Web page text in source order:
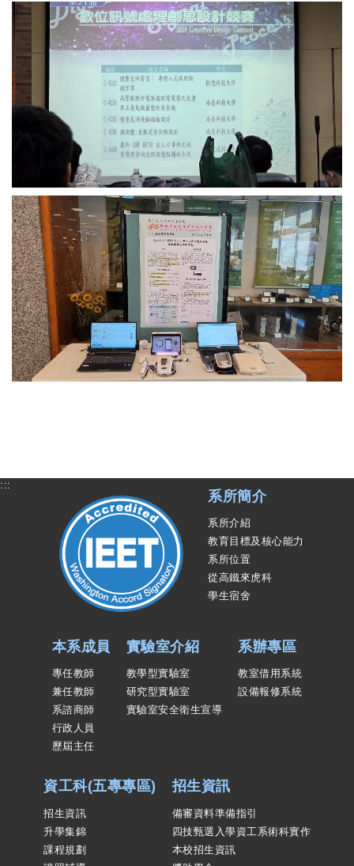
:::
系所簡介
系所介紹
教育目標及核心能力
系所位置
從高鐵來虎科
學生宿舍
本系成員
專任教師
兼任教師
系諮商師
行政人員
歷屆主任
實驗室介紹
教學型實驗室
研究型實驗室
實驗室安全衛生宣導
系辦專區
教室借用系統
設備報修系統
資工科(五專專區)
招生資訊
升學集錦
課程規劃
招生資訊
備審資料準備指引
四技甄選入學資工系術科實作
本校招生資訊